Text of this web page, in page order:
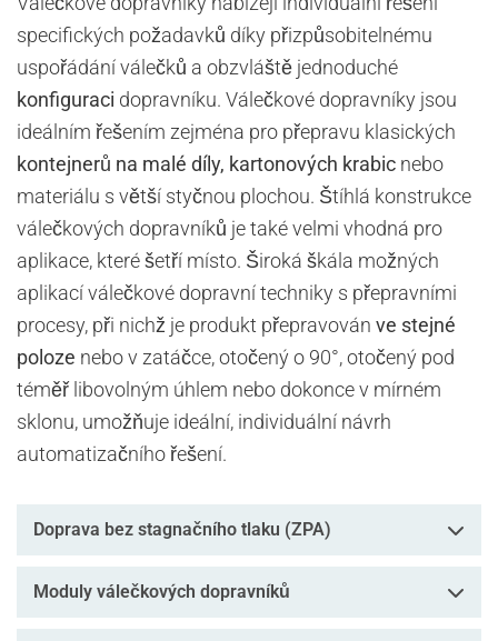
specifických požadavků díky přizpůsobitelnému
uspořádání válečků a obzvláště jednoduché
konfiguraci dopravníku. Válečkové dopravníky jsou
ideálním řešením zejména pro přepravu klasických
kontejnerů na malé díly, kartonových krabic nebo
materiálu s větší styčnou plochou. Štíhlá konstrukce
válečkových dopravníků je také velmi vhodná pro
aplikace, které šetří místo. Široká škála možných
aplikací válečkové dopravní techniky s přepravními
procesy, při nichž je produkt přepravován ve stejné
poloze nebo v zatáčce, otočený o 90°, otočený pod
téměř libovolným úhlem nebo dokonce v mírném
sklonu, umožňuje ideální, individuální návrh
automatizačního řešení.
Doprava bez stagnačního tlaku (ZPA)
Moduly válečkových dopravníků